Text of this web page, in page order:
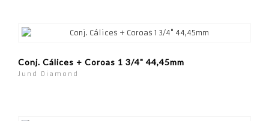
Conj. Cálices + Coroas 1 3/4" 44,45mm
Jund Diamond